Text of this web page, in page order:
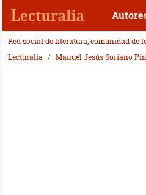
Red social de literatura, comunidad de
Lecturalia
Manuel Jesús Soriano